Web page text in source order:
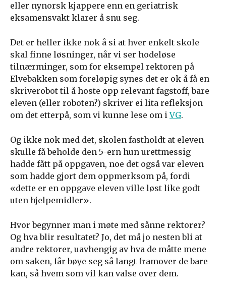
eller nynorsk kjappere enn en geriatrisk
eksamensvakt klarer å snu seg.
Det er heller ikke nok å si at hver enkelt skole
skal finne løsninger, når vi ser hodeløse
tilnærminger, som for eksempel rektoren på
Elvebakken som foreløpig synes det er ok å få en
skriverobot til å hoste opp relevant fagstoff, bare
eleven (eller roboten?) skriver ei lita refleksjon
om det etterpå, som vi kunne lese om iVG.
Og ikke nok med det, skolen fastholdt at eleven
skulle få beholde den 5-ern hun urettmessig
hadde fått på oppgaven, noe det også var eleven
som hadde gjort dem oppmerksom på, fordi
«dette er en oppgave eleven ville løst like godt
uten hjelpemidler».
Hvor begynner man i møte med sånne rektorer?
Og hva blir resultatet? Jo, det må jo nesten bli at
andre rektorer, uavhengig av hva de måtte mene
om saken, får bøye seg så langt framover de bare
kan, så hvem som vil kan valse over dem.